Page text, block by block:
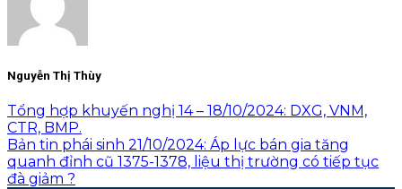
Nguyễn Thị Thùy
Tổng hợp khuyến nghị 14 – 18/10/2024: DXG, VNM,
CTR, BMP.
Bản tin phái sinh 21/10/2024: Áp lực bán gia tăng
quanh đỉnh cũ 1375-1378, liệu thị trường có tiếp tục
đà giảm ?